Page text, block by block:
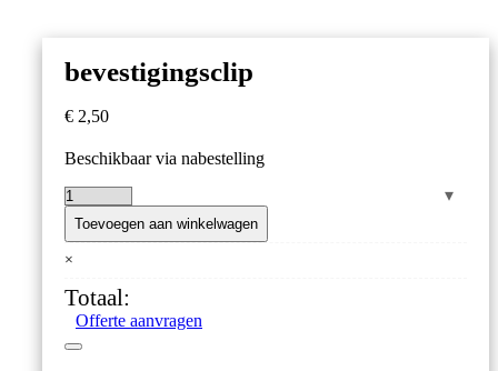
bevestigingsclip
€ 2,50
Beschikbaar via nabestelling
bevestigingsclip
aantal
Toevoegen aan winkelwagen
×
Totaal:
Offerte aanvragen